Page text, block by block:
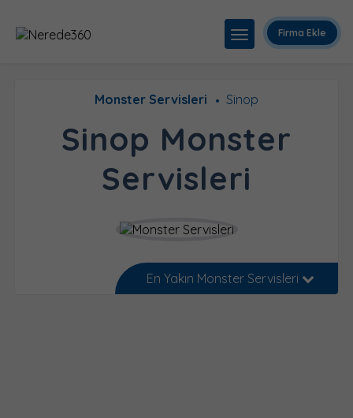
Firma Ekle
Monster Servisleri Sinop
Sinop Monster
Servisleri
En Yakın Monster Servisleri